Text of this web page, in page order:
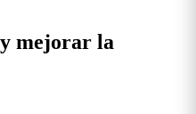
mejorar la